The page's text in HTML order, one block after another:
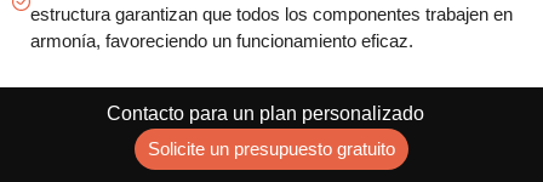
estructura garantizan que todos los componentes trabajen en
armonía, favoreciendo un funcionamiento eficaz.
Contacto para un plan personalizado
Solicite un presupuesto gratuito